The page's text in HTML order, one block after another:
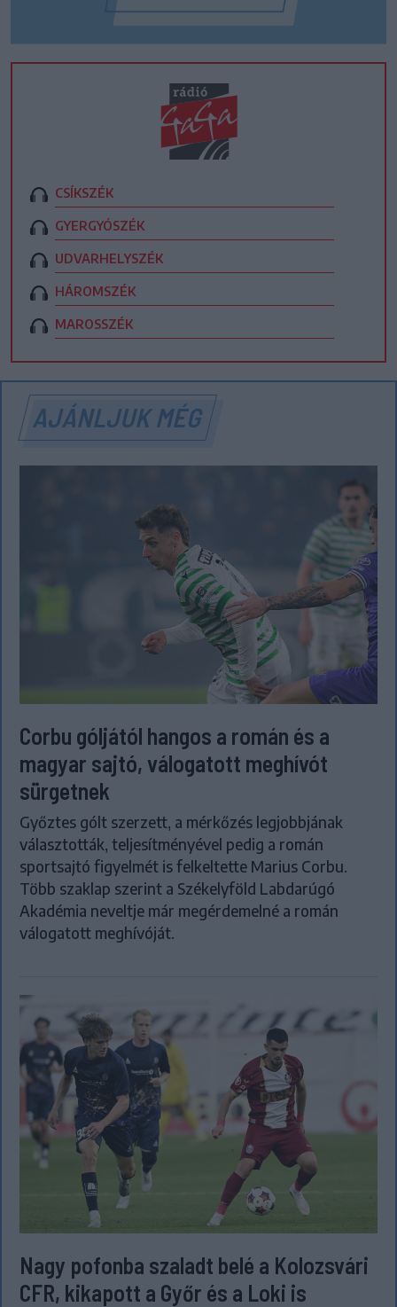
CSÍKSZÉK
GYERGYÓSZÉK
UDVARHELYSZÉK
HÁROMSZÉK
MAROSSZÉK
AJÁNLJUK MÉG
Corbu góljától hangos a román és a
magyar sajtó, válogatott meghívót
sürgetnek
Győztes gólt szerzett, a mérkőzés legjobbjának
választották, teljesítményével pedig a román
sportsajtó figyelmét is felkeltette Marius Corbu.
Több szaklap szerint a Székelyföld Labdarúgó
Akadémia neveltje már megérdemelné a román
válogatott meghívóját.
Nagy pofonba szaladt belé a Kolozsvári
CFR, kikapott a Győr és a Loki is